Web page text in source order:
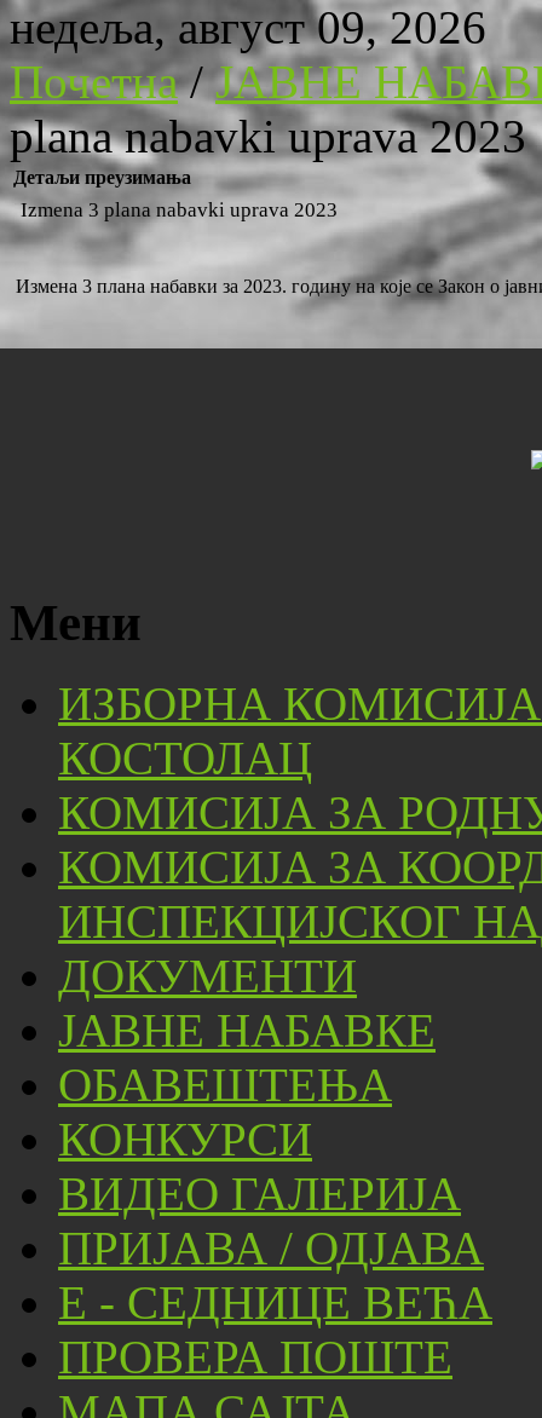
недеља, август 09, 2026
Почетна/ЈАВНЕ
plana nabavki uprava 2023
Детаљи преузимања
Izmena 3 plana nabavki uprava 2023
Измена 3 плана набавки за 2023. годину на које се Закон о
Мени
ИЗБОРНА
КОСТОЛАЦ
КОМИСИЈА ЗА
КОМИСИЈА ЗА
ИНСПЕКЦИЈСКОГ
ДОКУМЕНТИ
ЈАВНЕ НАБАВКЕ
ОБАВЕШТЕЊА
КОНКУРСИ
ВИДЕО ГАЛЕРИЈА
ПРИЈАВА / ОДЈАВА
Е - СЕДНИЦЕ ВЕЋА
ПРОВЕРА ПОШТЕ